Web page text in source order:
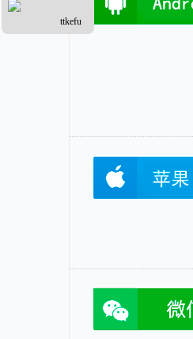
ttkefu